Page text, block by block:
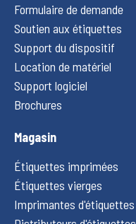
Formulaire de demande
Soutien aux étiquettes
Support du dispositif
Location de matériel
Support logiciel
Brochures
Magasin
Étiquettes imprimées
Étiquettes vierges
Imprimantes d'étiquettes